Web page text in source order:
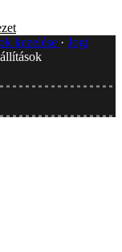
kezelése
Jogi